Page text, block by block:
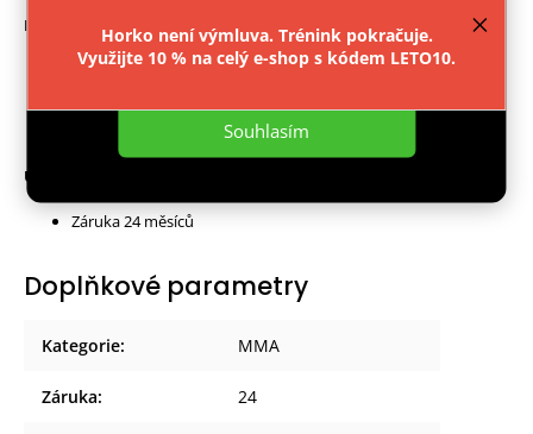
Nastavení
Souhlasím
Horko není výmluva. Trénink pokračuje.
Využijte 10 % na celý e-shop s kódem LETO10.
Parametry:
Typ materiálu: ocel
Upozornění:
Záruka 24 měsíců
Doplňkové parametry
Kategorie: MMA
Záruka: 24